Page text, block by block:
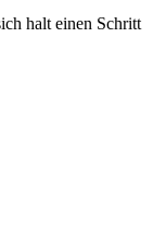
halt einen Schritt